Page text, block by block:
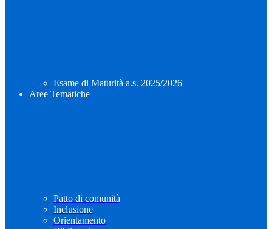
Esame di Maturità a.s. 2025/2026
Aree Tematiche
Patto di comunità
Inclusione
Orientamento